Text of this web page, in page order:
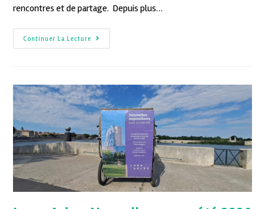
rencontres et de partage. Depuis plus…
Continuer La Lecture